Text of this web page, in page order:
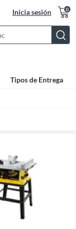
Inicia sesión 0
Bar
Tipos de Entrega